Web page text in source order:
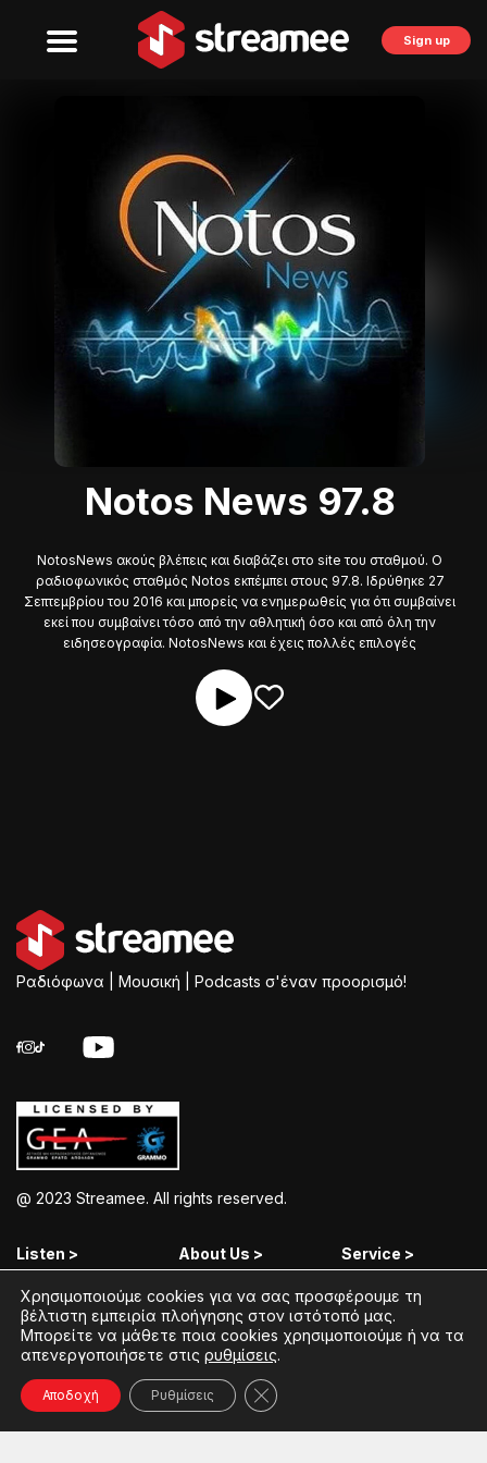
Sign up
Notos News 97.8
NotosNews ακούς βλέπεις και διαβάζει στο site του σταθμού. Ο
ραδιοφωνικός σταθμός Notos εκπέμπει στους 97.8. Ιδρύθηκε 27
Σεπτεμβρίου του 2016 και μπορείς να ενημερωθείς για ότι συμβαίνει
εκεί που συμβαίνει τόσο από την αθλητική όσο και από όλη την
ειδησεογραφία. NotosNews και έχεις πολλές επιλογές
Ραδιόφωνα | Μουσική | Podcasts σ'έναν προορισμό!
@ 2023 Streamee. All rights reserved.
Listen >
Streamee Radios
Moods
Podcasts
Contests
About Us >
Policy
Terms of Use
Coins Explained
Streamee News
Service >
Free Download
Add Your Station
Χρησιμοποιούμε cookies για να σας προσφέρουμε τη
βέλτιστη εμπειρία πλοήγησης στον ιστότοπό μας.
Μπορείτε να μάθετε ποια cookies χρησιμοποιούμε ή να τα
απενεργοποιήσετε στις ρυθμίσεις.
Αποδοχή Ρυθμίσεις Κλείσιμο του Cookie banner